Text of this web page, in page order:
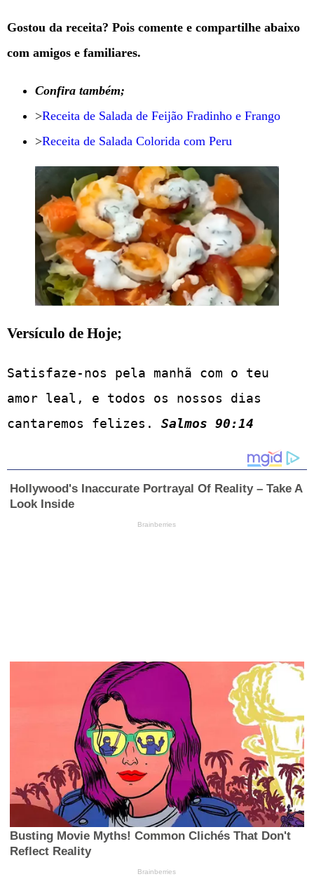
Gostou da receita? Pois comente e compartilhe abaixo
com amigos e familiares.
Confira também;
>Receita de Salada de Feijão Fradinho e Frango
>Receita de Salada Colorida com Peru
Versículo de Hoje;
Satisfaze-nos pela manhã com o teu
amor leal, e todos os nossos dias
cantaremos felizes. Salmos 90:14